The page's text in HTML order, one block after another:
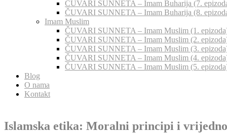
ČUVARI SUNNETA – Imam Buharija (7.
ČUVARI SUNNETA – Imam Buharija (8.
Imam Muslim
ČUVARI SUNNETA – Imam Muslim (1.
ČUVARI SUNNETA – Imam Muslim (2.
ČUVARI SUNNETA – Imam Muslim (3.
ČUVARI SUNNETA – Imam Muslim (4.
ČUVARI SUNNETA – Imam Muslim (5.
Blog
O nama
Kontakt
Islamska etika: Moralni principi i